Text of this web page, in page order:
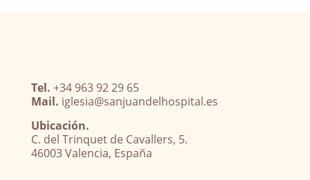
Tel. +34 963 92 29 65
Mail. iglesia@sanjuandelhospital.es
Ubicación.
C. del Trinquet de Cavallers, 5.
46003 Valencia, España